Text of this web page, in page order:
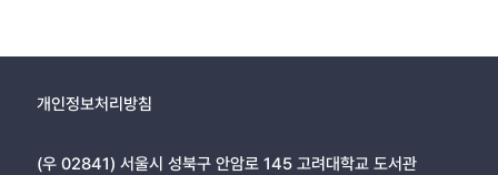
개인정보처리방침
(우 02841) 서울시 성북구 안암로 145 고려대학교 도서관